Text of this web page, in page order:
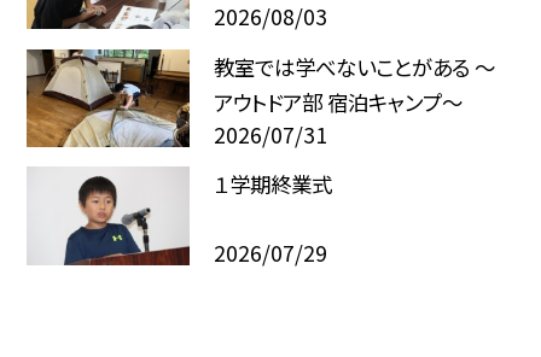
2026/08/03
教室では学べないことがある ～
アウトドア部 宿泊キャンプ～
2026/07/31
１学期終業式
2026/07/29